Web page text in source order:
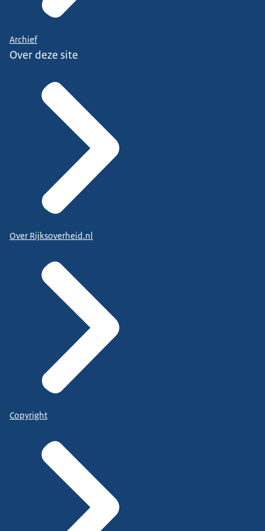
Archief
Over deze site
Over Rijksoverheid.nl
Copyright